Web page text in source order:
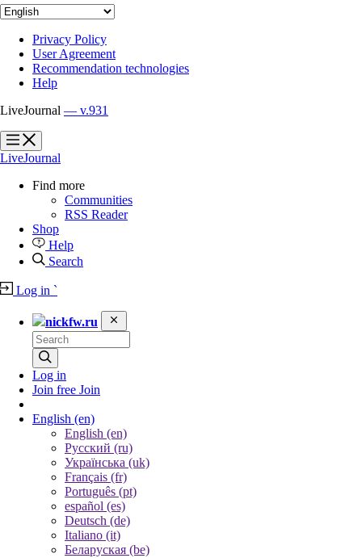
Privacy Policy
User Agreement
Recommendation technologies
Help
LiveJournal — v.931
?
?
LiveJournal
Find more
Communities
RSS Reader
Shop
Help
Search
Log in `
nickfw.ru
Log in
Join free Join
English (en)
English (en)
Русский (ru)
Українська (uk)
Français (fr)
Português (pt)
español (es)
Deutsch (de)
Italiano (it)
Беларуская (be)